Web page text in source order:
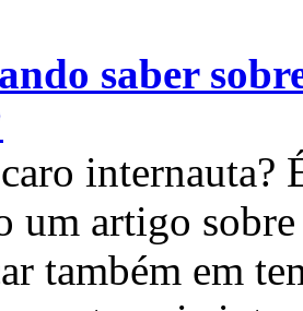
saber
internauta?
um artigo
também em